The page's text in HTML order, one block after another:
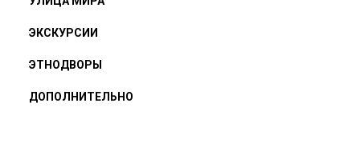
ЭКСКУРСИИ
ЭТНОДВОРЫ
ДОПОЛНИТЕЛЬНО